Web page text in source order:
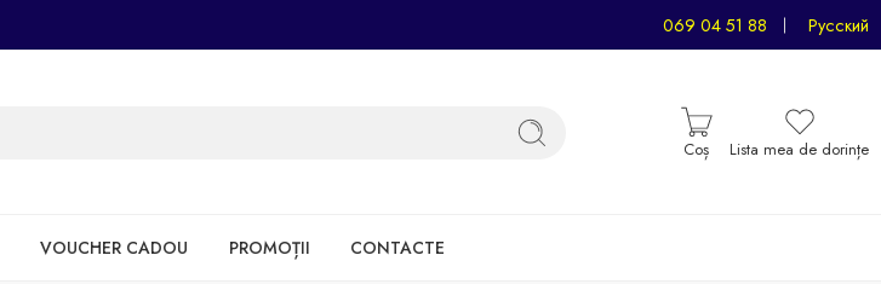
069 04 51 88 Русский
Coș Lista mea de dorințe
VOUCHER CADOU PROMOȚII CONTACTE